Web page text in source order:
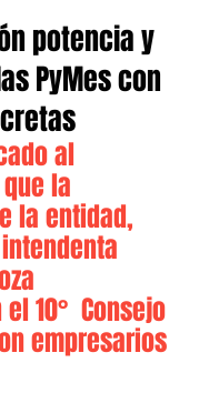
potencia y
PyMes con
al
la
la entidad,
10°  Consejo
empresarios